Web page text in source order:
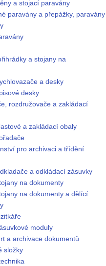
a stojací paravány
paravány a přepážky, paravány
a stojany na
a desky
desky
rozdružovače a zakládací
a zakládací obaly
pro archivaci a třídění
a odkládací zásuvky
na dokumenty
na dokumenty a dělící
moduly
a archivace dokumentů
složky